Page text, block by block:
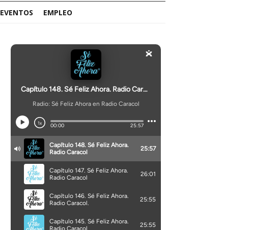
EVENTOS EMPLEO